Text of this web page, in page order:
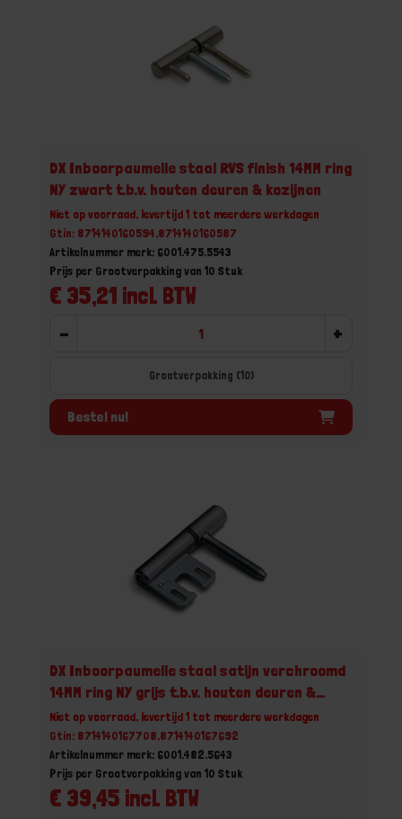
DX Inboorpaumelle staal RVS finish 14MM ring
NY zwart t.b.v. houten deuren & kozijnen
Niet op voorraad, levertijd 1 tot meerdere werkdagen
Gtin: 8714140160594,8714140160587
Artikelnummer merk: 6001.475.5543
€ 35,21 incl. BTW
Prijs per Grootverpakking van 10 Stuk
- +
Grootverpakking (10)
Bestel nu!
DX Inboorpaumelle staal satijn verchroomd
14MM ring NY grijs t.b.v. houten deuren &
metalen inmetselkozijnen
Niet op voorraad, levertijd 1 tot meerdere werkdagen
Gtin: 8714140167708,8714140167692
Artikelnummer merk: 6001.482.5643
€ 39,45 incl. BTW
Prijs per Grootverpakking van 10 Stuk